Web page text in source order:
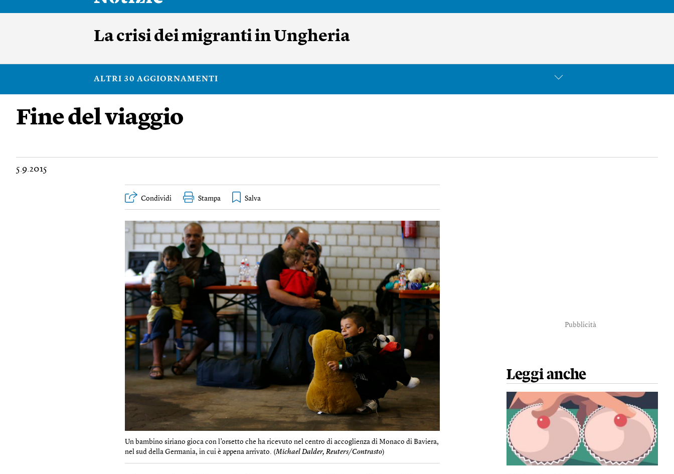
La crisi dei migranti in Ungheria
ALTRI 30 AGGIORNAMENTI
Fine del viaggio
5.9.2015
Condividi Stampa
Un bambino siriano gioca con l’orsetto che ha ricevuto nel centro di accoglienza di Monaco di Baviera,
nel sud della Germania, in cui è appena arrivato. (Michael Dalder, Reuters/Contrasto)
Pubblicità
Leggi anche